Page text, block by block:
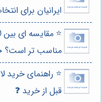
ایرانیان برای
⭐️ مقایسه ای بین
مناسب تر است؟
⭐️ راهنمای خرید
قبل از خرید ❓